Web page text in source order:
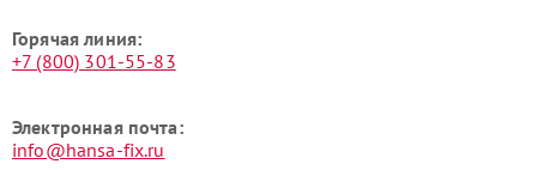
Горячая линия:
+7 (800) 301-55-83
Электронная почта:
info@hansa-fix.ru